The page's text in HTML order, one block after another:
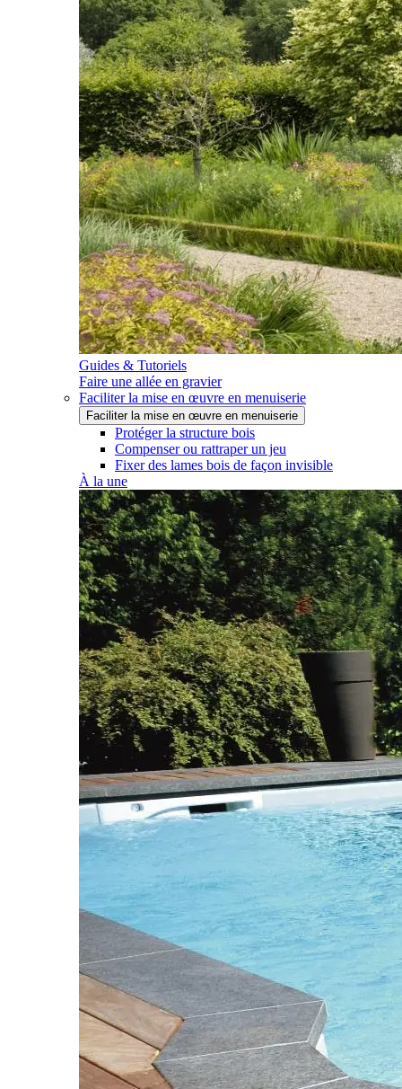
Guides & Tutoriels
Faire une allée en gravier
Faciliter la mise en œuvre en menuiserie
Faciliter la mise en œuvre en menuiserie
Protéger la structure bois
Compenser ou rattraper un jeu
Fixer des lames bois de façon invisible
À la une